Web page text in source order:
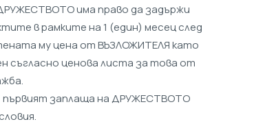
има право да задържи
в рамките на 1 (един) месец след
му цена от ВЪЗЛОЖИТЕЛЯ като
съгласно ценова листа за това от
първият заплаща на ДРУЖЕСТВОТО